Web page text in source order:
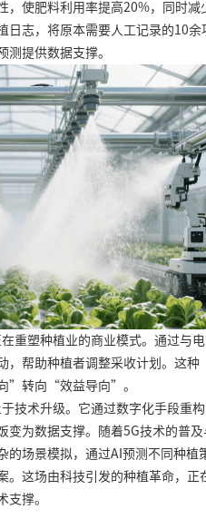
，使肥料利用率提高20%，同时减
日志，将原本需要人工记录的10余
测提供数据支撑。
重塑种植业的商业模式。通过与
，帮助种植者调整采收计划。这
”转向“效益导向”。
技术升级。它通过数字化手段重
变为数据支撑。随着5G技术的普及
的场景模拟，通过AI预测不同种植
。这场由科技引发的种植革命，正
支撑。